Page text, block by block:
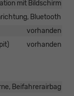
mit Bildschirm
Bluetooth
vorhanden
vorhanden
Beifahrerairbag